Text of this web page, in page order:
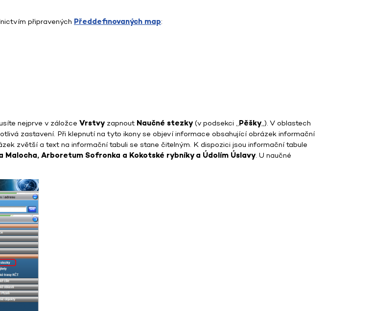
připravených Předdefinovaných map:
nejprve v záložce Vrstvy zapnout Naučné stezky (v podsekci „Pěšky„). V oblastech
zastavení. Při klepnutí na tyto ikony se objeví informace obsahující obrázek informační
zvětší a text na informační tabuli se stane čitelným. K dispozici jsou informační tabule
Malocha, Arboretum Sofronka a Kokotské rybníky a Údolím Úslavy. U naučné